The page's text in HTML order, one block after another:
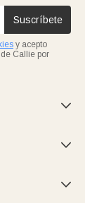
Suscríbete
y acepto
Callie por


